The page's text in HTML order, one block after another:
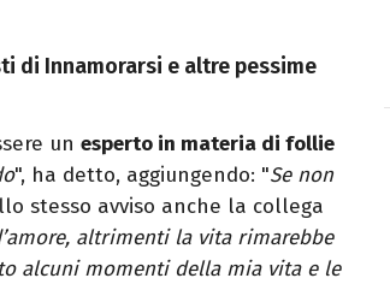
di Innamorarsi e altre pessime
un esperto in materia di follie
", ha detto, aggiungendo: "Se non
stesso avviso anche la collega
altrimenti la vita rimarebbe
alcuni momenti della mia vita e le